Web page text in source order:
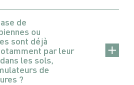
de
ou
sont déjà
par leur
les sols,
de
?